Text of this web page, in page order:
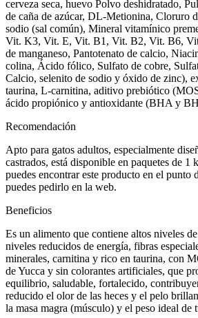
cerveza seca, huevo Polvo deshidratado,
de caña de azúcar, DL-Metionina, Cloruro
sodio (sal común), Mineral vitamínico
Vit. K3, Vit. E, Vit. B1, Vit. B2, Vit. B6,
de manganeso, Pantotenato de calcio,
colina, Ácido fólico, Sulfato de cobre,
Calcio, selenito de sodio y óxido de zinc),
taurina, L-carnitina, aditivo prebiótico
ácido propiónico y antioxidante (BHA y
Recomendación
Apto para gatos adultos, especialmente
castrados, está disponible en paquetes de
puedes encontrar este producto en el punto
puedes pedirlo en la web.
Beneficios
Es un alimento que contiene altos niveles
niveles reducidos de energía, fibras
minerales, carnitina y rico en taurina, con
de Yucca y sin colorantes artificiales, que
equilibrio, saludable, fortalecido,
reducido el olor de las heces y el pelo
la masa magra (músculo) y el peso ideal de